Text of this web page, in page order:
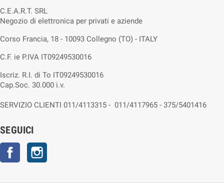
C.E.A.R.T. SRL
Negozio di elettronica per privati e aziende
Corso Francia, 18 - 10093 Collegno (TO) - ITALY
C.F. ie P.IVA IT09249530016
Iscriz. R.I. di To IT09249530016
Cap.Soc. 30.000 i.v.
SERVIZIO CLIENTI 011/4113315 - 011/4117965 - 375/5401416
SEGUICI
Facebook